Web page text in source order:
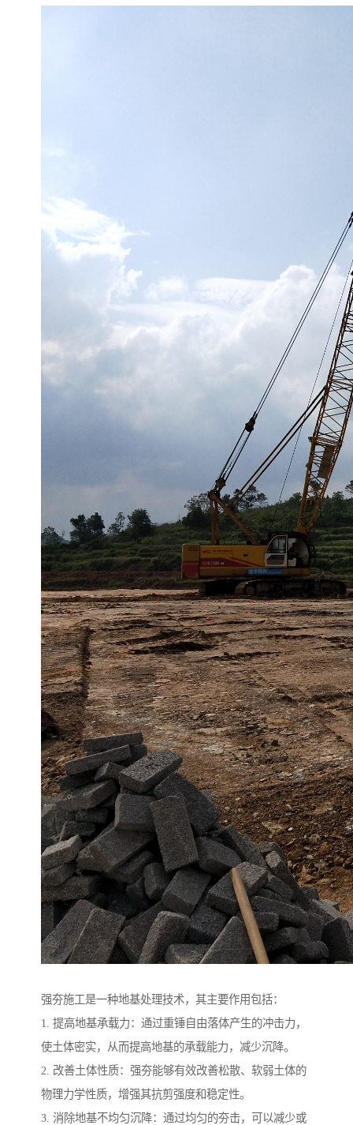
强夯施工是一种地基处理技术，其主要作用包括：
1. 提高地基承载力：通过重锤自由落体产生的冲击力，
使土体密实，从而提高地基的承载能力，减少沉降。
2. 改善土体性质：强夯能够有效改善松散、软弱土体的
物理力学性质，增强其抗剪强度和稳定性。
3. 消除地基不均匀沉降：通过均匀的夯击，可以减少或